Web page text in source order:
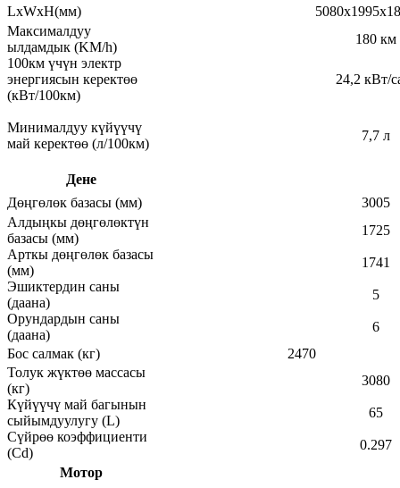
LxWxH(мм)
Максималдуу
ылдамдык (KM/h)
180 км
100км үчүн электр
энергиясын керектөө
(кВт/100км)
24,2 кВт/
Минималдуу күйүүчү
май керектөө (л/100км)
7,7 л
Дене
Дөңгөлөк базасы (мм)
3005
Алдыңкы дөңгөлөктүн
базасы (мм)
1725
Арткы дөңгөлөк базасы
(мм)
1741
Эшиктердин саны
(даана)
5
Орундардын саны
(даана)
6
Бос салмак (кг)
2470
Толук жүктөө массасы
(кг)
3080
Күйүүчү май багынын
сыйымдуулугу (L)
65
Сүйрөө коэффициенти
(Cd)
0.297
Мотор